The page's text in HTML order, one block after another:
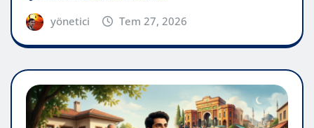
yönetici Tem 27, 2026